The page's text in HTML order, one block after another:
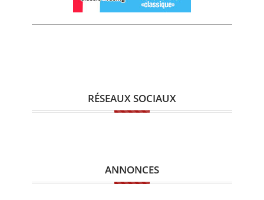
RÉSEAUX SOCIAUX
ANNONCES